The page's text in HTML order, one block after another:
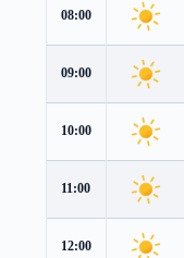
08:00
09:00
10:00
11:00
12:00